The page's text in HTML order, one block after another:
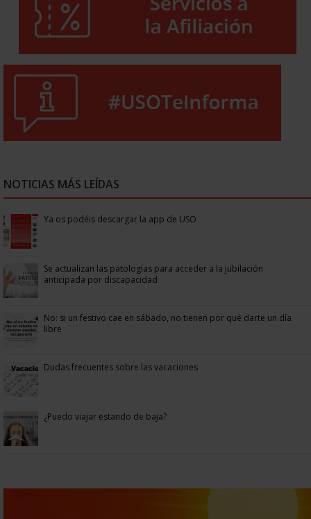
NOTICIAS MÁS LEÍDAS
Ya os podéis descargar la app de USO
Se actualizan las patologías para acceder a la jubilación
anticipada por discapacidad
No: si un festivo cae en sábado, no tienen por qué darte un día
libre
Dudas frecuentes sobre las vacaciones
¿Puedo viajar estando de baja?